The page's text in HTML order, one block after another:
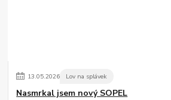
13.05.2026 Lov na splávek
Nasmrkal jsem nový SOPEL